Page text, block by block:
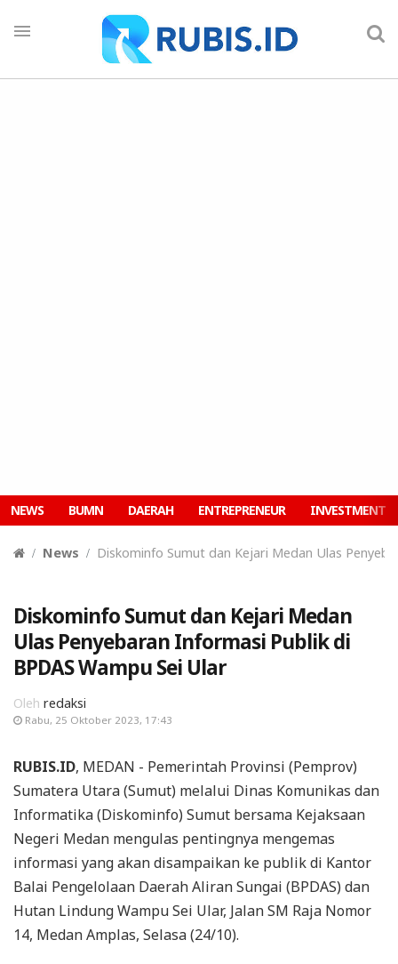
NEWS BUMN DAERAH ENTREPRENEUR INVESTMENT
News Diskominfo Sumut dan Kejari Medan Ulas
Diskominfo Sumut dan Kejari Medan
Ulas Penyebaran Informasi Publik di
BPDAS Wampu Sei Ular
Oleh redaksi
Rabu, 25 Oktober 2023, 17:43
RUBIS.ID, MEDAN - Pemerintah Provinsi (Pemprov)
Sumatera Utara (Sumut) melalui Dinas Komunikas dan
Informatika (Diskominfo) Sumut bersama Kejaksaan
Negeri Medan mengulas pentingnya mengemas
informasi yang akan disampaikan ke publik di Kantor
Balai Pengelolaan Daerah Aliran Sungai (BPDAS) dan
Hutan Lindung Wampu Sei Ular, Jalan SM Raja Nomor
14, Medan Amplas, Selasa (24/10).